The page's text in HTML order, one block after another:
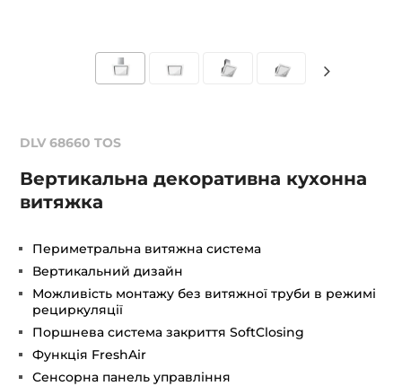
DLV 68660 TOS
Вертикальна декоративна кухонна
витяжка
Периметральна витяжна система
Вертикальний дизайн
Можливість монтажу без витяжної труби в режимі
рециркуляції
Поршнева система закриття SoftClosing
Функція FreshAir
Сенсорна панель управління